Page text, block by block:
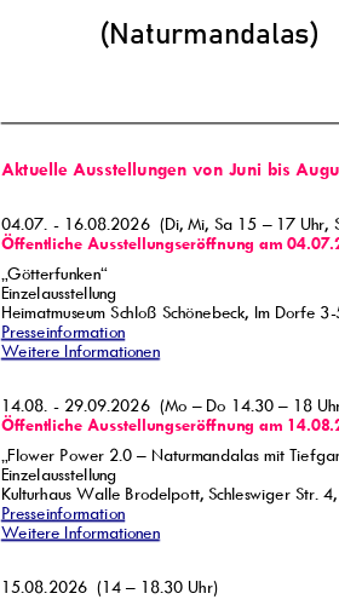
(Naturmandalas)
Aktuelle Ausstellungen von Juni bis
04.07. - 16.08.2026 (Di, Mi, Sa 15 – 17
Öffentliche Ausstellungseröffnung am
„Götterfunken“
Einzelausstellung
Heimatmuseum Schloß Schönebeck, Im Dorfe
Presseinformation
Weitere Informationen
14.08. - 29.09.2026 (Mo – Do 14.30 – 18
Öffentliche Ausstellungseröffnung am
„Flower Power 2.0 – Naturmandalas mit
Einzelausstellung
Kulturhaus Walle Brodelpott, Schleswiger Str.
Presseinformation
Weitere Informationen
15.08.2026 (14 – 18.30 Uhr)